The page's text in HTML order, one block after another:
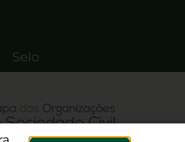
Selo